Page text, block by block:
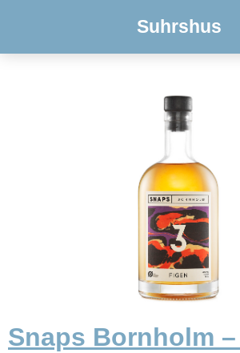
Suhrshus
Snaps Bornholm –